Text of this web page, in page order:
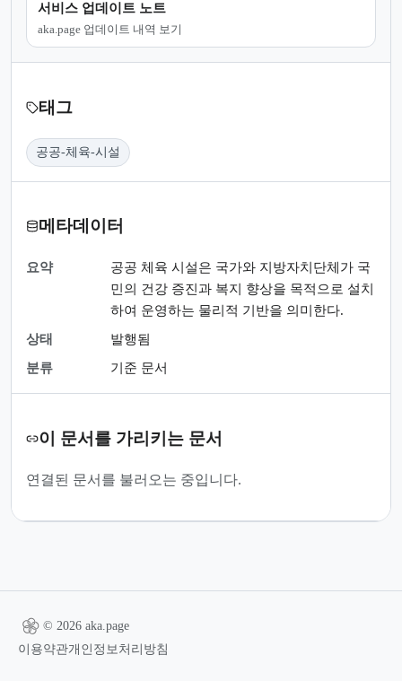
서비스 업데이트 노트
aka.page 업데이트 내역 보기
태그
공공-체육-시설
메타데이터
요약
공공 체육 시설은 국가와 지방자치단체가 국
민의 건강 증진과 복지 향상을 목적으로 설치
하여 운영하는 물리적 기반을 의미한다.
상태
발행됨
분류
기준 문서
이 문서를 가리키는 문서
연결된 문서를 불러오는 중입니다.
© 2026 aka.page
이용약관개인정보처리방침